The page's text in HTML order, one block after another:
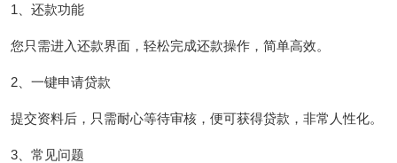
1、还款功能
您只需进入还款界面，轻松完成还款操作，简单高效。
2、一键申请贷款
提交资料后，只需耐心等待审核，便可获得贷款，非常人性化。
3、常见问题